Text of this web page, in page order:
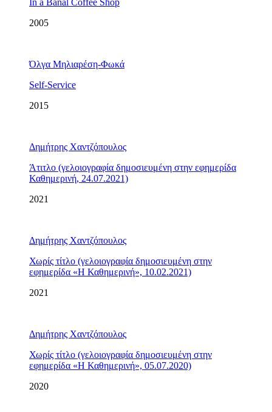
In a Banal Coffee Shop
2005
Όλγα Μηλιαρέση-Φωκά
Self-Service
2015
Δημήτρης Χαντζόπουλος
Άτιτλο (γελοιογραφία δημοσιευμένη στην εφημερίδα
Καθημερινή, 24.07.2021)
2021
Δημήτρης Χαντζόπουλος
Χωρίς τίτλο (γελοιογραφία δημοσιευμένη στην
εφημερίδα «Η Καθημερινή», 10.02.2021)
2021
Δημήτρης Χαντζόπουλος
Χωρίς τίτλο (γελοιογραφία δημοσιευμένη στην
εφημερίδα «Η Καθημερινή», 05.07.2020)
2020